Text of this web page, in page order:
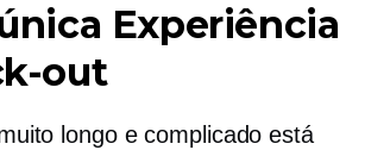
Experiência
out
longo e complicado está